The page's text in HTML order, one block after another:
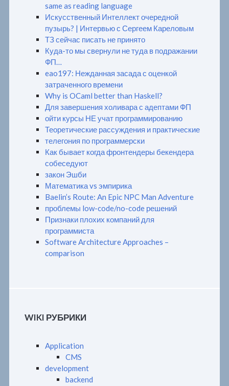
same as reading language
Искусственный Интеллект очередной
пузырь? | Интервью с Сергеем Кареловым
ТЗ сейчас писать не принято
Куда-то мы свернули не туда в подражании
ФП…
eao197: Нежданная засада с оценкой
затраченного времени
Why is OCaml better than Haskell?
Для завершения холивара с адептами ФП
ойти курсы НЕ учат программированию
Теоретические рассуждения и практические
телегония по программерски
Как бывает когда фронтендеры бекендера
собеседуют
закон Эшби
Математика vs эмпирика
Baelin’s Route: An Epic NPC Man Adventure
проблемы low-code/no-code решений
Признаки плохих компаний для
программиста
Software Architecture Approaches –
comparison
WIKI РУБРИКИ
Application
CMS
development
backend